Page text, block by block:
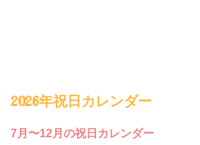
2026年祝日カレンダー
7月〜12月の祝日カレンダー